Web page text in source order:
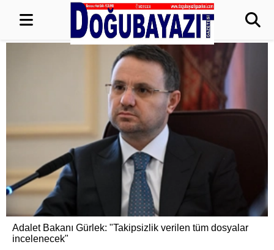
Adalet Bakanı Gürlek: "Takipsizlik verilen tüm dosyalar
incelenecek"